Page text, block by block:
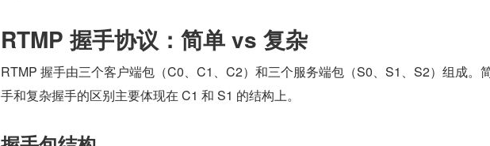
RTMP 握手协议：简单 vs 复杂
RTMP 握手由三个客户端包（C0、C1、C2）和三个服务端包（S0、S1、S2）组成。
手和复杂握手的区别主要体现在 C1 和 S1 的结构上。